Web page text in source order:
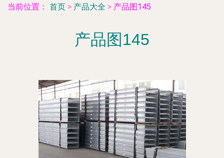
当前位置： 首页 > 产品大全 > 产品图145
产品图145